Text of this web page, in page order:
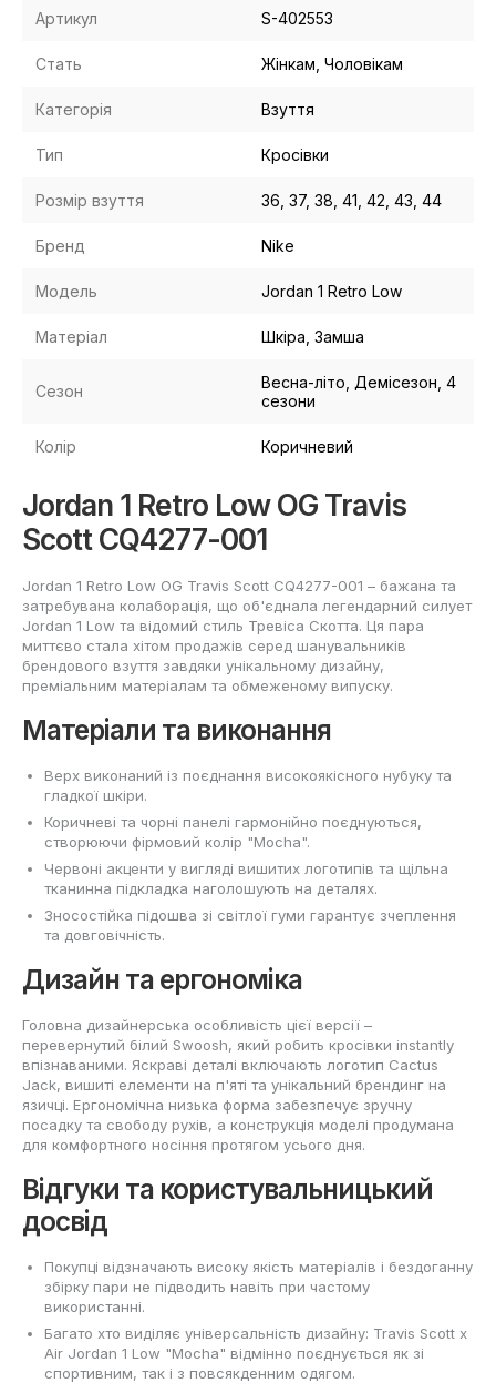
Артикул S-402553
Стать Жінкам, Чоловікам
Категорія Взуття
Тип Кросівки
Розмір взуття 36, 37, 38, 41, 42, 43, 44
Бренд Nike
Модель Jordan 1 Retro Low
Матеріал Шкіра, Замша
Сезон
Весна-літо, Демісезон, 4
сезони
Колір Коричневий
Jordan 1 Retro Low OG Travis
Scott CQ4277-001
Jordan 1 Retro Low OG Travis Scott CQ4277-001 – бажана та
затребувана колаборація, що об'єднала легендарний силует
Jordan 1 Low та відомий стиль Тревіса Скотта. Ця пара
миттєво стала хітом продажів серед шанувальників
брендового взуття завдяки унікальному дизайну,
преміальним матеріалам та обмеженому випуску.
Матеріали та виконання
Верх виконаний із поєднання високоякісного нубуку та
гладкої шкіри.
Коричневі та чорні панелі гармонійно поєднуються,
створюючи фірмовий колір "Mocha".
Червоні акценти у вигляді вишитих логотипів та щільна
тканинна підкладка наголошують на деталях.
Зносостійка підошва зі світлої гуми гарантує зчеплення
та довговічність.
Дизайн та ергономіка
Головна дизайнерська особливість цієї версії –
перевернутий білий Swoosh, який робить кросівки instantly
впізнаваними. Яскраві деталі включають логотип Cactus
Jack, вишиті елементи на п'яті та унікальний брендинг на
язичці. Ергономічна низька форма забезпечує зручну
посадку та свободу рухів, а конструкція моделі продумана
для комфортного носіння протягом усього дня.
Відгуки та користувальницький
досвід
Покупці відзначають високу якість матеріалів і бездоганну
збірку пари не підводить навіть при частому
використанні.
Багато хто виділяє універсальність дизайну: Travis Scott x
Air Jordan 1 Low "Mocha" відмінно поєднується як зі
спортивним, так і з повсякденним одягом.